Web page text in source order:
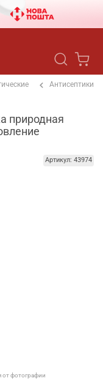
Антисептики
природная
Артикул: 43974
от фотографии